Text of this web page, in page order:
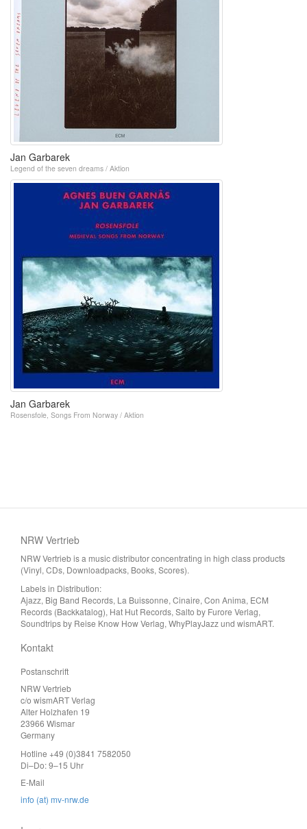
Jan Garbarek
Legend of the seven dreams / Aktion
Jan Garbarek
Rosensfole, Songs From Norway / Aktion
NRW Vertrieb
NRW Vertrieb is a music distributor concentrating in high class products
(Vinyl, CDs, Downloadpacks, Books, Scores).
Labels in Distribution:
Ajazz, Big Band Records, La Buissonne, Cinaire, Con Anima, ECM
Records (Backkatalog), Hat Hut Records, Salto by Furore Verlag,
Soundtrips by Reise Know How Verlag, WhyPlayJazz und wismART.
Kontakt
Postanschrift
NRW Vertrieb
c/o wismART Verlag
Alter Holzhafen 19
23966 Wismar
Germany
Hotline +49 (0)3841 7582050
Di–Do: 9–15 Uhr
E-Mail
info (at) mv-nrw.de